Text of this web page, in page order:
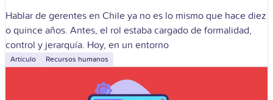
Hablar de gerentes en Chile ya no es lo mismo que hace diez
o quince años. Antes, el rol estaba cargado de formalidad,
control y jerarquía. Hoy, en un entorno
Artículo Recursos humanos